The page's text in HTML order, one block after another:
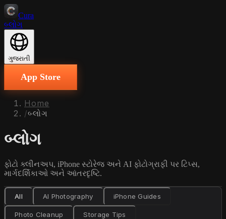
Cura
બ્લોગ
ગુજરાતી
App Store
Home
/બ્લોગ
બ્લોગ
ફોટો ક્લીનઅપ, iPhone સ્ટોરેજ અને AI ફોટોગ્રાફી પર ટિપ્સ,
માર્ગદર્શિકાઓ અને આંતરદૃષ્ટિ.
All AI Photography iPhone Guides
Photo Cleanup Storage Tips